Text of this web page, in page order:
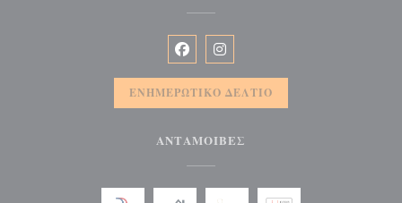
Facebook ((ανοίγει σε νέο
Instagram ((ανοίγει σε νέο
ΕΝΗΜΕΡΩΤΙΚΌ ΔΕΛΤΊΟ
ΑΝΤΑΜΟΙΒΈΣ